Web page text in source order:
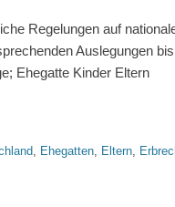
Regelungen auf
Auslegungen
Ehegatte Kinder Eltern
, Ehegatten, Eltern,